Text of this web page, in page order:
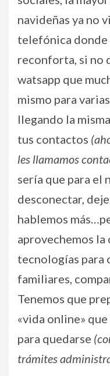
navideñas ya no
telefónica donde
reconforta, si no
watsapp que
mismo para
llegando la
tus contactos
les llamamos
sería que para el
desconectar,
hablemos
aprovechemos la
tecnologías para
familiares,
Tenemos que
«vida online»
para quedarse
trámites